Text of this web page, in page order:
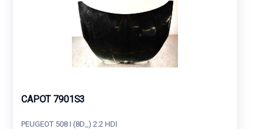
CAPOT 7901S3
PEUGEOT 508 I (8D_) 2.2 HDI